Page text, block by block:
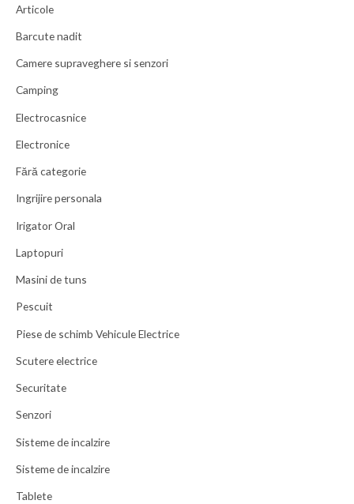
Articole
Barcute nadit
Camere supraveghere si senzori
Camping
Electrocasnice
Electronice
Fără categorie
Ingrijire personala
Irigator Oral
Laptopuri
Masini de tuns
Pescuit
Piese de schimb Vehicule Electrice
Scutere electrice
Securitate
Senzori
Sisteme de incalzire
Sisteme de incalzire
Tablete